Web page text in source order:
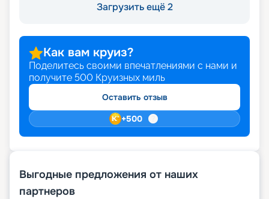
Загрузить ещё 2
Как вам круиз?
Поделитесь своими впечатлениями с нами и
получите 500 Круизных миль
Оставить отзыв
+500
Выгодные предложения от наших
партнеров